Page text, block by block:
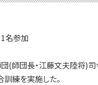
名参加
(師団長・江藤文夫陸将)
練を実施した。